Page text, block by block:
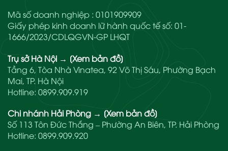
Mã số doanh nghiệp : 0101909909
Giấy phép kinh doanh lữ hành quốc tế số: 01-
1666/2023/CDLQGVN-GP LHQT
Trụ sở Hà Nội → [Xem bản đồ]
Tầng 6, Tòa Nhà Vinatea, 92 Võ Thị Sáu, Phường Bạch
Mai, TP. Hà Nội
Hotline: 0899.909.919
Chi nhánh Hải Phòng → [Xem bản đồ]
Số 113 Tôn Đức Thắng – Phường An Biên, TP. Hải Phòng
Hotline: 0899.909.920